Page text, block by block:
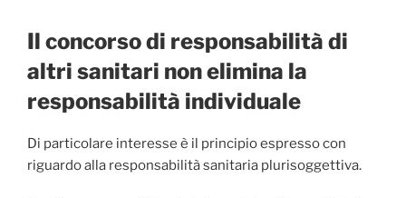
Il concorso di responsabilità di
altri sanitari non elimina la
responsabilità individuale
Di particolare interesse è il principio espresso con
riguardo alla responsabilità sanitaria plurisoggettiva.